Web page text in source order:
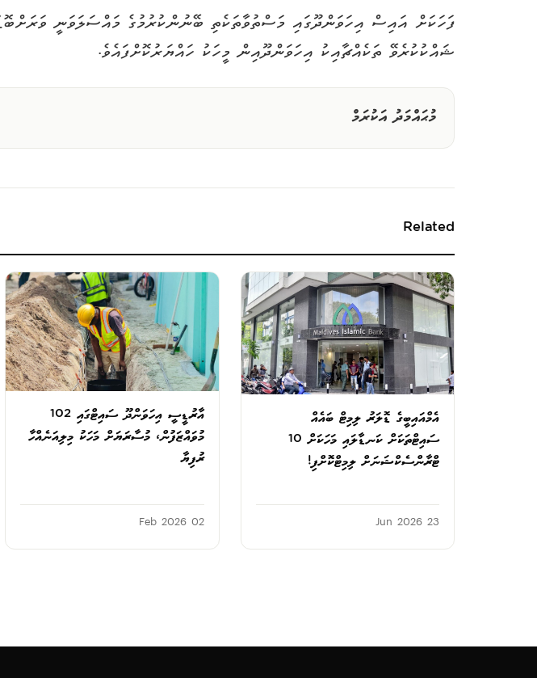
ޝައްކުކުރެވޭ ތަކެއްޗާއިކު އިހަވަންދޫއިން މީހަކު ހައްޔަރުކޮށްފައެވެ.
މުޙައްމަދު އަކުރަމް
Related
އެމްއައިބީގެ ޑޮލަރު ލިމިޓް ބައެއް
ސައިޓްތަކަށް ކަނޑާލައި މަހަކަށް 10
ޓްރާންސެކްޝަނަށް ލިމިޓްކޮށްފި!
23 Jun 2026
އާރުޑީސީ އިހަވަންދޫ ސައިޓްގައި 102
މުވައްޒަފުން، މުސާރަޔަށް މަހަކު މިލިއަނެއްހާ
ރުފިޔާ
02 Feb 2026